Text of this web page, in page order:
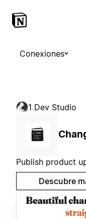
Conexiones
1 Dev Studio
Publish product
Descubre